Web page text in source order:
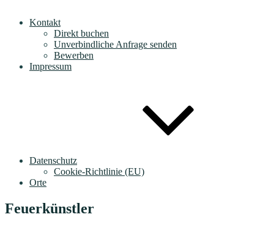
Kontakt
Direkt buchen
Unverbindliche Anfrage senden
Bewerben
Impressum
Datenschutz
Cookie-Richtlinie (EU)
Orte
Feuerkünstler